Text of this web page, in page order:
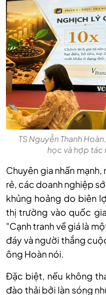
TS Nguyễn Thanh
học và hợp tác
Chuyên gia nhấn
rẻ, các doanh nghiệp
khủng hoảng do biên
thị trường vào quốc
"Cạnh tranh về giá là
đáy và người thắng
ông Hoàn nói.
Đặc biệt, nếu không
đào thải bởi làn sóng